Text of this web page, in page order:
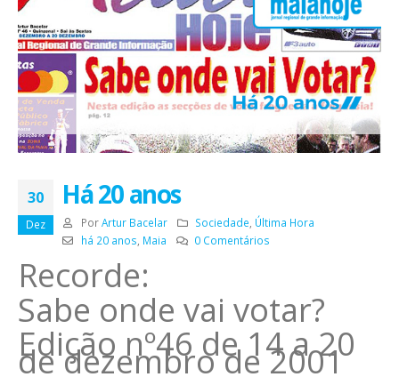
30
Dez
Há 20 anos
PorArtur Bacelar Sociedade, Última Hora
há 20 anos, Maia 0 Comentários
Recorde:
Sabe onde vai votar?
Edição nº46 de 14 a 20
de dezembro de 2001